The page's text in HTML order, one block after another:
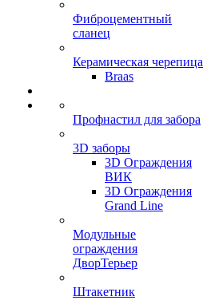
Фиброцементный
сланец
Керамическая черепица
Braas
Профнастил для забора
3D заборы
3D Ограждения
ВИК
3D Ограждения
Grand Line
Модульные
ограждения
ДворТерьер
Штакетник